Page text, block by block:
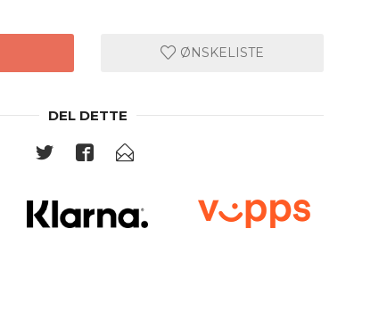
ØNSKELISTE
DEL DETTE